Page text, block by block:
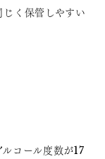
く保管しやすい
コール度数が17